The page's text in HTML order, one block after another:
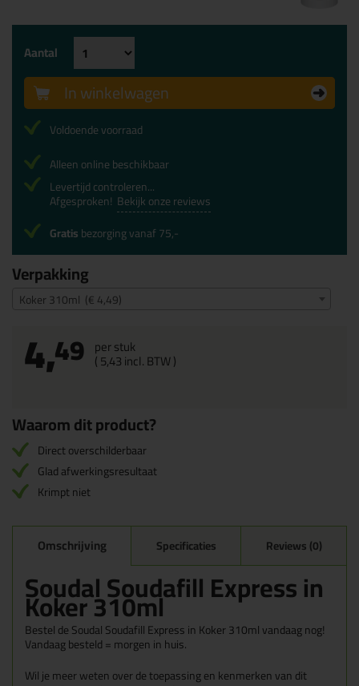
Verpakking
Koker 310ml (€ 4,49)
4,49 per stuk
(5,43incl. BTW )
Aantal
In winkelwagen
Voldoende voorraad
Alleen online beschikbaar
Levertijd controleren...
Afgesproken! Bekijk onze reviews
Gratisbezorging vanaf 75,-
Waarom dit product?
Direct overschilderbaar
Glad afwerkingsresultaat
Krimpt niet
Omschrijving Specificaties Reviews (0)
Soudal Soudafill Express in
Koker 310ml
Bestel de Soudal Soudafill Express in Koker 310ml vandaag nog!
Vandaag besteld = morgen in huis.
Wil je meer weten over de toepassing en kenmerken van dit